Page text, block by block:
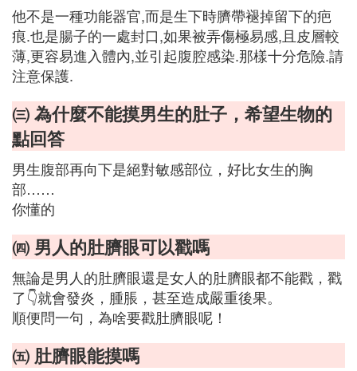
他不是一種功能器官,而是生下時臍帶褪掉留下的疤
痕.也是腸子的一處封口,如果被弄傷極易感,且皮層較
薄,更容易進入體內,並引起腹腔感染.那樣十分危險.請
注意保護.
㈢ 為什麼不能摸男生的肚子，希望生物的
點回答
男生腹部再向下是絕對敏感部位，好比女生的胸
部……
你懂的
㈣ 男人的肚臍眼可以戳嗎
無論是男人的肚臍眼還是女人的肚臍眼都不能戳，戳
了👇就會發炎，腫脹，甚至造成嚴重後果。
順便問一句，為啥要戳肚臍眼呢！
㈤ 肚臍眼能摸嗎